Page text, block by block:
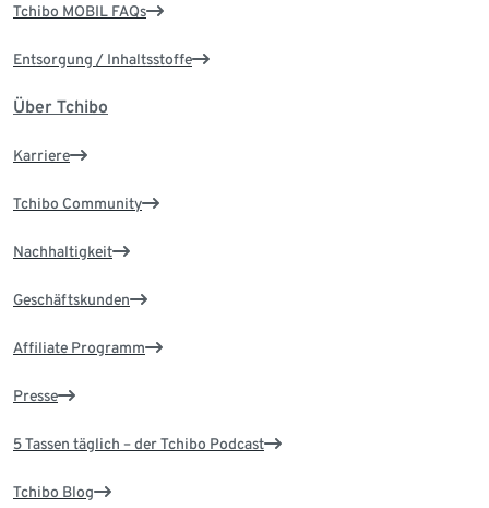
Tchibo MOBIL FAQs
Entsorgung / Inhaltsstoffe
Über Tchibo
Karriere
Tchibo Community
Nachhaltigkeit
Geschäftskunden
Affiliate Programm
Presse
5 Tassen täglich – der Tchibo Podcast
Tchibo Blog